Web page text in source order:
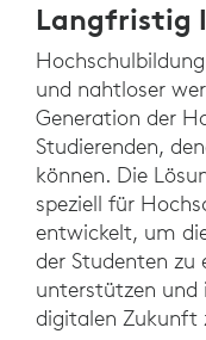
Langfristig
und nahtloser
Generation der
Studierenden,
können. Die
speziell für
entwickelt, um
der Studenten zu
unterstützen
digitalen Zukunft